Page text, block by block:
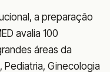
a preparação
avalia 100
áreas da
Pediatria, Ginecologia